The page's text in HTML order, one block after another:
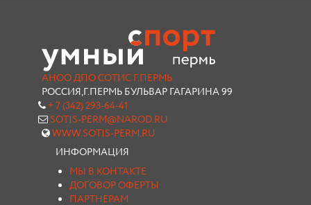
АНОО ДПО СОТИС Г.ПЕРМЬ
РОССИЯ,Г.ПЕРМЬ БУЛЬВАР ГАГАРИНА 99
+ 7 (342) 293-64-41
SOTIS-PERM@NAROD.RU
WWW.SOTIS-PERM.RU
ИНФОРМАЦИЯ
МЫ В КОНТАКТЕ
ДОГОВОР ОФЕРТЫ
ПАРТНЕРАМ